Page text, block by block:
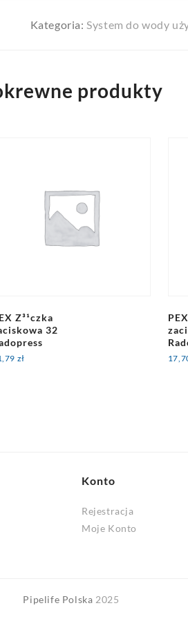
Kategoria: System do wody
produkty
Z³¹czka
32
zł
Konto
Rejestracja
Moje Konto
Pipelife Polska 2025